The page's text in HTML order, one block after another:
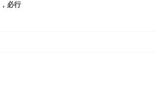
必行